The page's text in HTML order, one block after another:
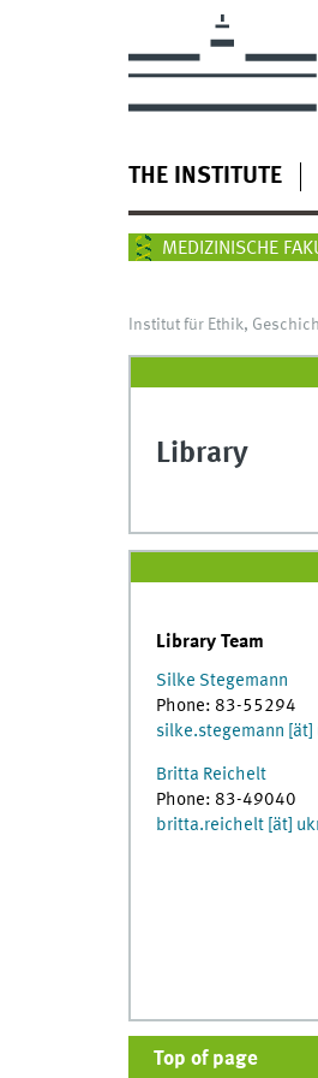
THE INSTITUTE
MEDIZINISCHE
Institut für Ethik,
Library
Library Team
Silke Stegemann
Phone: 83-55294
silke.stegemann
Britta Reichelt
Phone: 83-49040
britta.reichelt [ät]
Top of page